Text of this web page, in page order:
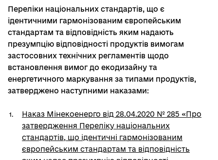
Переліки національних стандартів, що є
ідентичними гармонізованим європейським
стандартам та відповідність яким надають
презумпцію відповідності продуктів вимогам
застосовних технічних регламентів щодо
встановлення вимог до екодизайну та
енергетичного маркування за типами продуктів,
затверджено наступними наказами:
Наказ Мінекоенерго від 28.04.2020 № 285 «Про
затвердження Переліку національних
стандартів, що ідентичні гармонізованим
європейським стандартам та відповідність